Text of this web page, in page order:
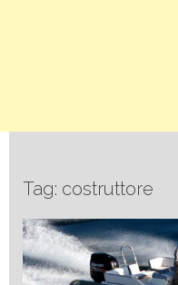
Tag: costruttore